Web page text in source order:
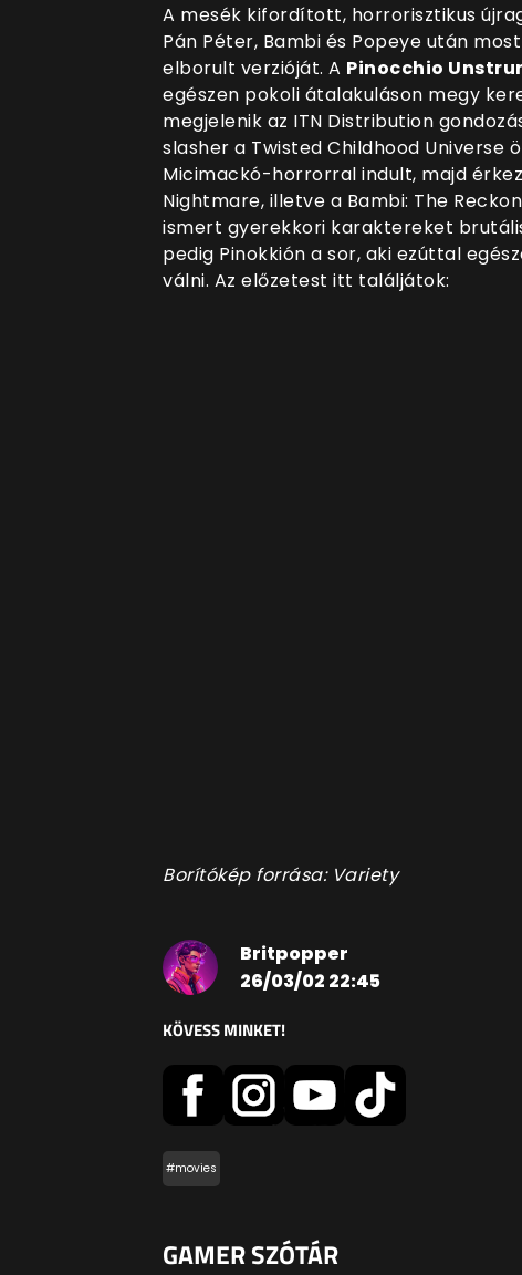
A mesék kifordított, horrorisztikus
Pán Péter, Bambi és Popeye után
elborult verzióját. A Pinocchio
egészen pokoli átalakuláson megy
megjelenik az ITN Distribution
slasher a Twisted Childhood Universe
Micimackó-horrorral indult, majd
Nightmare, illetve a Bambi: The
ismert gyerekkori karaktereket
pedig Pinokkión a sor, aki ezúttal
válni. Az előzetest itt találjátok:
Borítókép forrása: Variety
Britpopper
26/03/02 22:45
KÖVESS MINKET!
#movies
GAMER SZÓTÁR